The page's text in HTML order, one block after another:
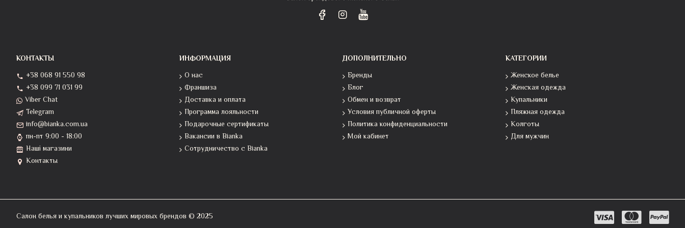
КОНТАКТЫ
+38 068 91 550 98
+38 099 71 031 99
Viber Chat
Telegram
info@bianka.com.ua
пн-пт 9:00 - 18:00
Наші магазини
Контакты
ИНФОРМАЦИЯ
О нас
Франшиза
Доставка и оплата
Программа лояльности
Подарочные сертификаты
Вакансии в Bianka
Сотрудничество с Bianka
ДОПОЛНИТЕЛЬНО
Бренды
Блог
Обмен и возврат
Условия публичной оферты
Политика конфиденциальности
Мой кабинет
КАТЕГОРИИ
Женское белье
Женская одежда
Купальники
Пляжная одежда
Колготы
Для мужчин
Салон белья и купальников лучших мировых брендов © 2025